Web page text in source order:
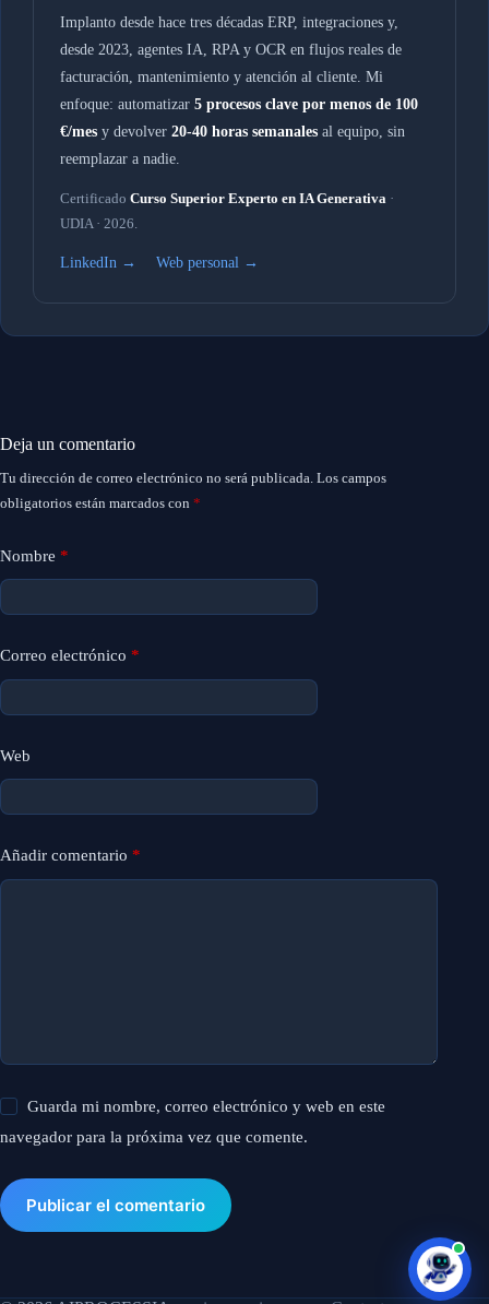
Implanto desde hace tres décadas ERP, integraciones y,
desde 2023, agentes IA, RPA y OCR en flujos reales de
facturación, mantenimiento y atención al cliente. Mi
enfoque: automatizar 5 procesos clave por menos de 100
€/mesy devolver 20-40 horas semanalesal equipo, sin
reemplazar a nadie.
Certificado Curso Superior Experto en IA Generativa ·
UDIA · 2026.
LinkedIn → Web personal →
Deja un comentario
Tu dirección de correo electrónico no será publicada. Los campos
obligatorios están marcados con *
Nombre *
Correo electrónico *
Web
Añadir comentario *
Guarda mi nombre, correo electrónico y web en este
navegador para la próxima vez que comente.
Publicar el comentario